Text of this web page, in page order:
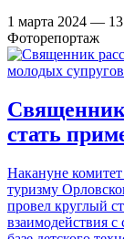
1 марта 2024 —
Фоторепортаж
Священник
стать
Накануне
туризму
провел круглый
взаимодействия